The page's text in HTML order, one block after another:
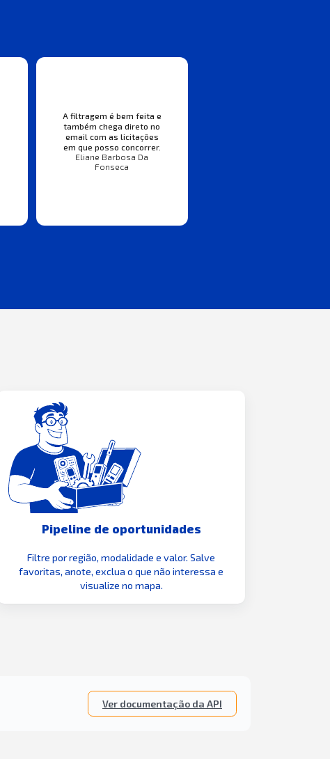
A filtragem é bem feita e
também chega direto no
email com as licitações
em que posso concorrer.
Eliane Barbosa Da
Fonseca
Pipeline de oportunidades
Filtre por região, modalidade e valor. Salve
favoritas, anote, exclua o que não interessa e
visualize no mapa.
Ver documentação da API